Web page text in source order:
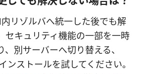
リゾルバへ統一した後でも解
セキュリティ機能の一部を一時
、別サーバーへ切り替える、
ンストールを試してください。